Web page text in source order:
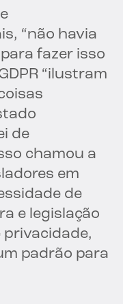
“não havia
fazer isso
“ilustram
de
chamou a
em
de
e legislação
padrão para